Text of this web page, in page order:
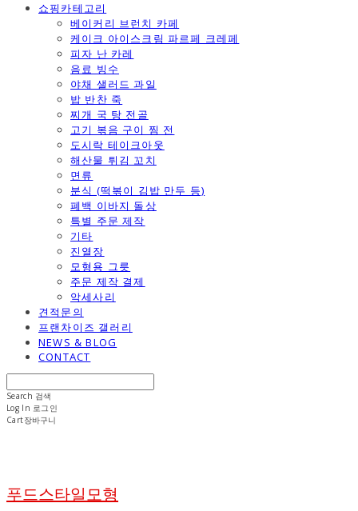
쇼핑카테고리
베이커리 브런치 카페
케이크 아이스크림 파르페 크레페
피자 난 카레
음료 빙수
야채 샐러드 과일
밥 반찬 죽
찌개 국 탕 전골
고기 볶음 구이 찜 전
도시락 테이크아웃
해산물 튀김 꼬치
면류
분식 (떡볶이 김밥 만두 등)
폐백 이바지 돌상
특별 주문 제작
기타
진열장
모형용 그릇
주문 제작 결제
악세사리
견적문의
프랜차이즈 갤러리
NEWS & BLOG
CONTACT
Search 검색
Log In 로그인
Cart장바구니
푸드스타일모형